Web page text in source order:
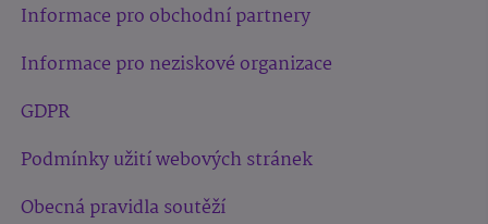
Informace pro obchodní partnery
Informace pro neziskové organizace
GDPR
Podmínky užití webových stránek
Obecná pravidla soutěží